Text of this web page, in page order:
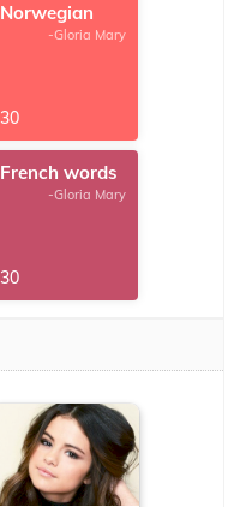
Norwegian
-Gloria Mary
30
French words
-Gloria Mary
30